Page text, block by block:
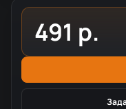
491 р.